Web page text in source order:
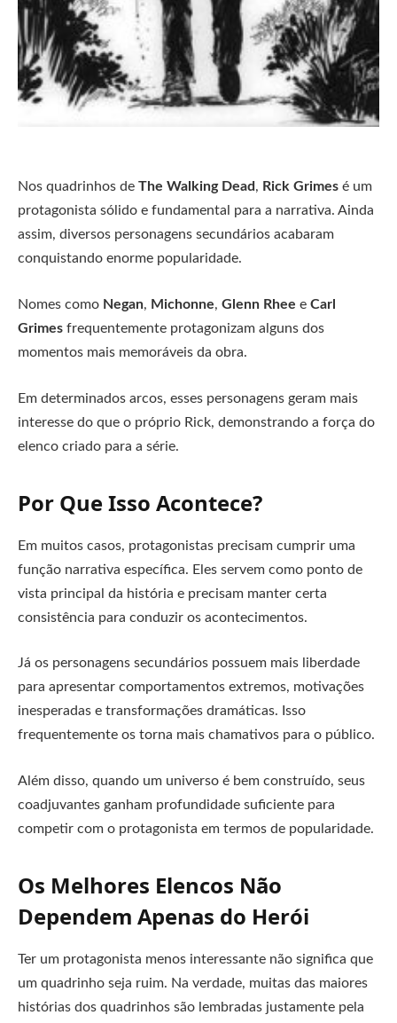
Nos quadrinhos de The Walking Dead, Rick Grimes é um
protagonista sólido e fundamental para a narrativa. Ainda
assim, diversos personagens secundários acabaram
conquistando enorme popularidade.
Nomes como Negan, Michonne, Glenn Rhee e Carl
Grimes frequentemente protagonizam alguns dos
momentos mais memoráveis da obra.
Em determinados arcos, esses personagens geram mais
interesse do que o próprio Rick, demonstrando a força do
elenco criado para a série.
Por Que Isso Acontece?
Em muitos casos, protagonistas precisam cumprir uma
função narrativa específica. Eles servem como ponto de
vista principal da história e precisam manter certa
consistência para conduzir os acontecimentos.
Já os personagens secundários possuem mais liberdade
para apresentar comportamentos extremos, motivações
inesperadas e transformações dramáticas. Isso
frequentemente os torna mais chamativos para o público.
Além disso, quando um universo é bem construído, seus
coadjuvantes ganham profundidade suficiente para
competir com o protagonista em termos de popularidade.
Os Melhores Elencos Não
Dependem Apenas do Herói
Ter um protagonista menos interessante não significa que
um quadrinho seja ruim. Na verdade, muitas das maiores
histórias dos quadrinhos são lembradas justamente pela